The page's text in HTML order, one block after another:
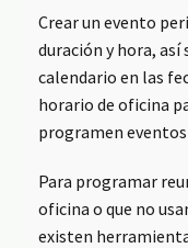
Crear un evento
duración y hora,
calendario en las
horario de oficina
programen eventos
Para programar
oficina o que no
existen